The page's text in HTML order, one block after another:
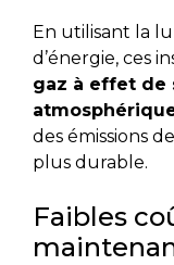
En utilisant la
d’énergie, ces
gaz à effet de
des émissions
plus durable.
Faibles